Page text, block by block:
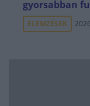
gyorsabban
ELEMZÉSEK